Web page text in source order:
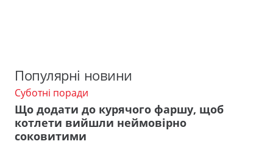
Популярні новини
Суботні поради
Що додати до курячого фаршу, щоб
котлети вийшли неймовірно
соковитими